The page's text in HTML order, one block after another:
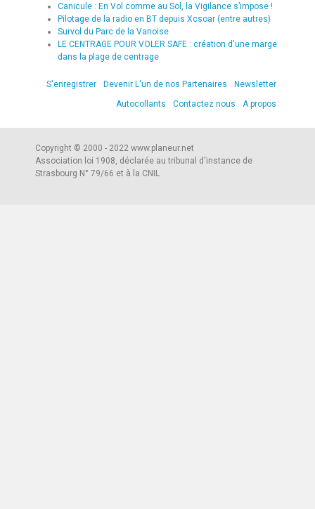
Canicule : En Vol comme au Sol, la Vigilance s’impose !
Pilotage de la radio en BT depuis Xcsoar (entre autres)
Survol du Parc de la Vanoise
LE CENTRAGE POUR VOLER SAFE : création d'une marge
dans la plage de centrage
S'enregistrer Devenir L'un de nos Partenaires
Newsletter
Autocollants
Contactez nous A propos
Copyright © 2000 - 2022 www.planeur.net
Association loi 1908, déclarée au tribunal d'instance de
Strasbourg N° 79/66 et à la CNIL